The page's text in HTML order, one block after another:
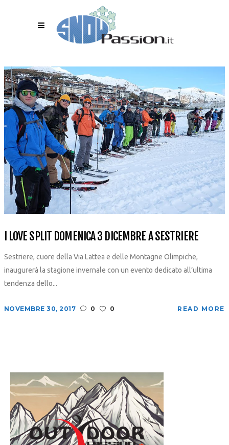
I LOVE SPLIT DOMENICA 3 DICEMBRE A SESTRIERE
Sestriere, cuore della Via Lattea e delle Montagne Olimpiche,
inaugurerà la stagione invernale con un evento dedicato all’ultima
tendenza dello...
NOVEMBRE 30, 2017 0 0 READ MORE